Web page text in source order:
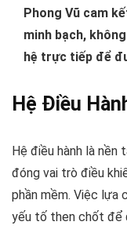
Phong Vũ cam
minh bạch,
hệ trực tiếp để
Hệ Điều
Hệ điều hành là nền
đóng vai trò điều
phần mềm. Việc lựa
yếu tố then chốt để